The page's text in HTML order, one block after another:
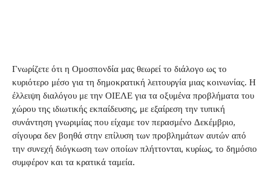
Γνωρίζετε ότι η Ομοσπονδία μας θεωρεί το διάλογο ως το
κυριότερο μέσο για τη δημοκρατική λειτουργία μιας κοινωνίας. Η
έλλειψη διαλόγου με την ΟΙΕΛΕ για τα οξυμένα προβλήματα του
χώρου της ιδιωτικής εκπαίδευσης, με εξαίρεση την τυπική
συνάντηση γνωριμίας που είχαμε τον περασμένο Δεκέμβριο,
σίγουρα δεν βοηθά στην επίλυση των προβλημάτων αυτών από
την συνεχή διόγκωση των οποίων πλήττονται, κυρίως, το δημόσιο
συμφέρον και τα κρατικά ταμεία.